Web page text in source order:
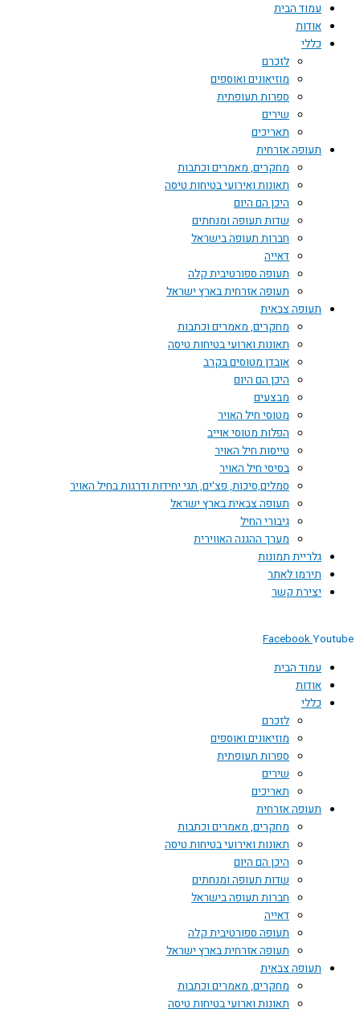
עמוד הבית
אודות
כללי
לזכרם
מוזיאונים ואוספים
ספרות תעופתית
שירים
תאריכים
תעופה אזרחית
מחקרים, מאמרים וכתבות
תאונות ואירועי בטיחות טיסה
היכן הם היום
שדות תעופה ומנחתים
חברות תעופה בישראל
דאייה
תעופה ספורטיבית קלה
תעופה אזרחית בארץ ישראל
תעופה צבאית
מחקרים, מאמרים וכתבות
תאונות וארועי בטיחות טיסה
אובדן מטוסים בקרב
היכן הם היום
מבצעים
מטוסי חיל האויר
הפלות מטוסי אוייב
טייסות חיל האויר
בסיסי חיל האויר
סמלים,סיכות, פצ'ים, תגי יחידות ודרגות בחיל האויר
תעופה צבאית בארץ ישראל
גיבורי החיל
מערך ההגנה האווירית
גלריית תמונות
תירמו לאתר
יצירת קשר
Facebook
עמוד הבית
אודות
כללי
לזכרם
מוזיאונים ואוספים
ספרות תעופתית
שירים
תאריכים
תעופה אזרחית
מחקרים, מאמרים וכתבות
תאונות ואירועי בטיחות טיסה
היכן הם היום
שדות תעופה ומנחתים
חברות תעופה בישראל
דאייה
תעופה ספורטיבית קלה
תעופה אזרחית בארץ ישראל
תעופה צבאית
מחקרים, מאמרים וכתבות
תאונות וארועי בטיחות טיסה